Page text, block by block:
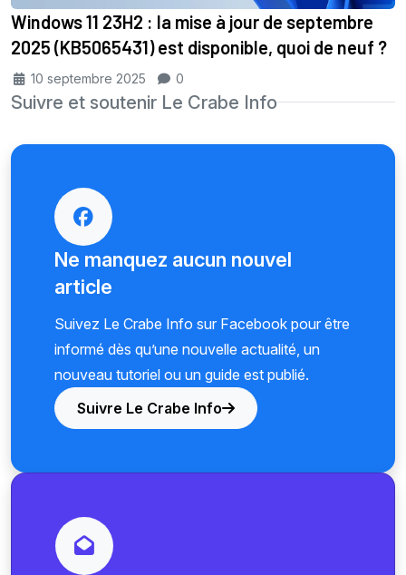
Windows 11 23H2 : la mise à jour de septembre
2025 (KB5065431) est disponible, quoi de neuf ?
10 septembre 2025 0
Suivre et soutenir Le Crabe Info
Ne manquez aucun nouvel
article
Suivez Le Crabe Info sur Facebook pour être
informé dès qu’une nouvelle actualité, un
nouveau tutoriel ou un guide est publié.
Suivre Le Crabe Info